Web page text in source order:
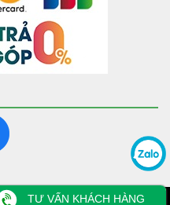
TƯ VẤN KHÁCH HÀNG